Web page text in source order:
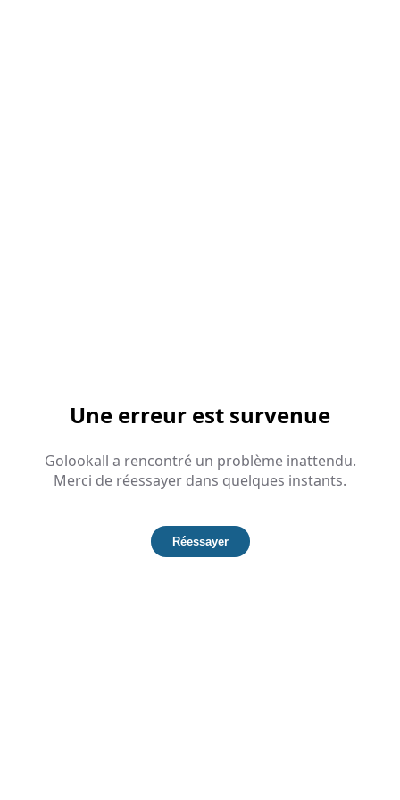
Une erreur est survenue
Golookall a rencontré un problème inattendu.
Merci de réessayer dans quelques instants.
Réessayer